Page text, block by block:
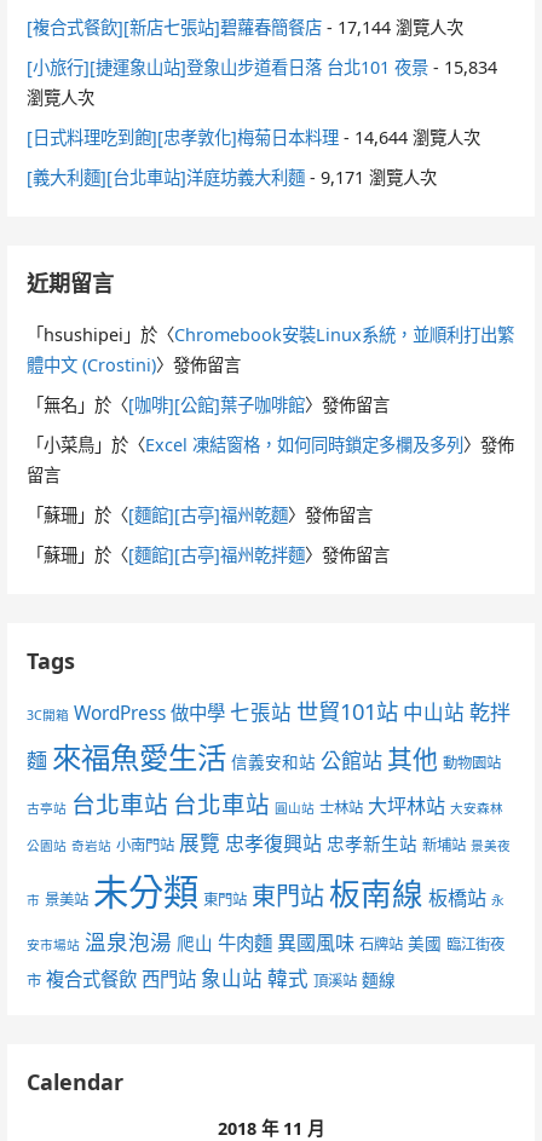
[複合式餐飲][新店七張站]碧蘿春簡餐店 - 17,144 瀏覽人次
[小旅行][捷運象山站]登象山步道看日落 台北101 夜景 - 15,834
瀏覽人次
[日式料理吃到飽][忠孝敦化]梅菊日本料理 - 14,644 瀏覽人次
[義大利麵][台北車站]洋庭坊義大利麵 - 9,171 瀏覽人次
近期留言
「hsushipei 」於〈Chromebook安裝Linux系統，並順利打出繁
體中文 (Crostini)〉發佈留言
「無名 」於〈[咖啡][公館]葉子咖啡館〉發佈留言
「小菜鳥 」於〈Excel 凍結窗格，如何同時鎖定多欄及多列〉發佈
留言
「蘇珊 」於〈[麵館][古亭]福州乾麵〉發佈留言
「蘇珊 」於〈[麵館][古亭]福州乾拌麵〉發佈留言
Tags
3C開箱 WordPress 做中學 七張站 世貿101站 中山站 乾拌
麵 來福魚愛生活 信義安和站 公館站 其他 動物園站
古亭站 台北車站 台北車站 圓山站 士林站 大坪林站 大安森林
公園站 奇岩站 小南門站 展覽 忠孝復興站 忠孝新生站 新埔站 景美夜
市 景美站 未分類 東門站 東門站板南線 板橋站 永
安市場站 溫泉泡湯 爬山 牛肉麵 異國風味 石牌站 美國 臨江街夜
市 複合式餐飲 西門站 象山站 韓式 頂溪站 麵線
Calendar
2018 年 11 月